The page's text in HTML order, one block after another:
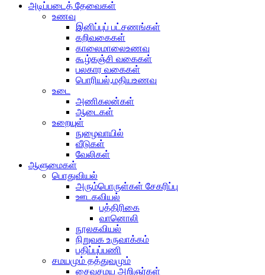
அடிப்படைத் தேவைகள்
உணவு
இனிப்புப் பட்சணங்கள்
கறிவகைகள்
காலைமாலைஉணவு
கூழ்கஞ்சி வகைகள்
பலகார வகைகள்
பொரியல்,மதியஉணவு
உடை
அணிகலன்கள்
ஆடைகள்
உறையுள்
நுழைவாயில்
வீடுகள்
வேலிகள்
ஆளுமைகள்
பொதுவியல்
அரும்பொருள்கள் சேகரிப்பு
ஊடகவியல்
பத்திரிகை
வானொலி
நூலகவியல்
நிறுவக உருவாக்கம்
பதிப்புப்பணி
சமயமும் தத்துவமும்
சைவசமய அறிஞர்கள்